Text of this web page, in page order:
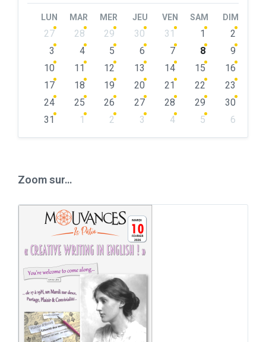
LUN MAR MER JEU VEN SAM DIM
Skip
calendar
27 28 29 30 31 1
2
3
4 5 6 7 8
9
10
11 12 13 14 15
16
17
18 19 20 21 22
23
24
25 26 27 28 29
30
31
1 2 3 4 5
6
Zoom sur…